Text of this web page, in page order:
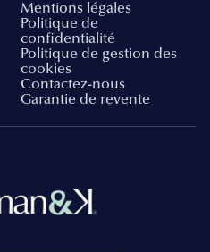
Mentions légales
Politique de
confidentialité
Politique de gestion des
cookies
Contactez-nous
Garantie de revente